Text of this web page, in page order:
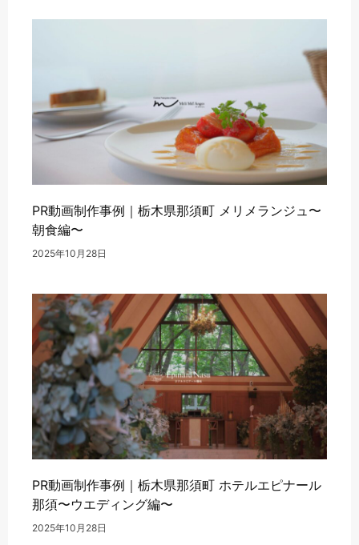
PR動画制作事例｜栃木県那須町 メリメランジュ〜
朝食編〜
2025年10月28日
PR動画制作事例｜栃木県那須町 ホテルエピナール
那須〜ウエディング編〜
2025年10月28日